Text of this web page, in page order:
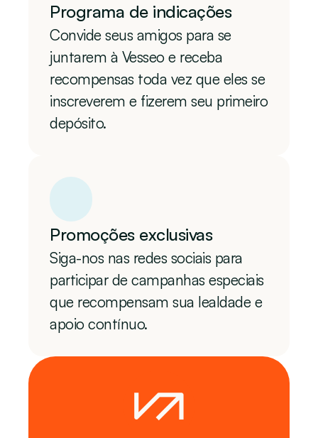
Programa de indicações
Convide seus amigos para se
juntarem à Vesseo e receba
recompensas toda vez que eles se
inscreverem e fizerem seu primeiro
depósito.
Promoções exclusivas
Siga-nos nas redes sociais para
participar de campanhas especiais
que recompensam sua lealdade e
apoio contínuo.